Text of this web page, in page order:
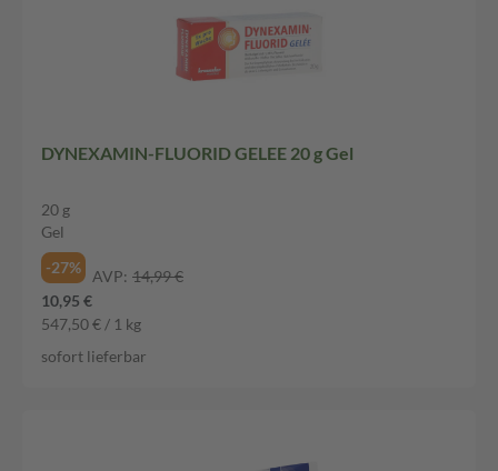
DYNEXAMIN-FLUORID GELEE 20 g Gel
20 g
Gel
-27%
AVP: 14,99 €
10,95 €
547,50 € / 1 kg
sofort lieferbar